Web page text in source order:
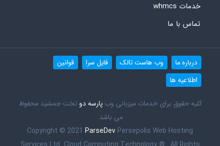
خدمات whmcs
تماس با ما
درباره ما وب هاست تالک فایل سرا
قوانین
اطلاعیه ها
کلیه حقوق برای خدمات میزبانی وبپارسه دو تخت جمشید محفوظ
می باشد.
Copyright © 2021 ParseDev Persepolis Web Hosting